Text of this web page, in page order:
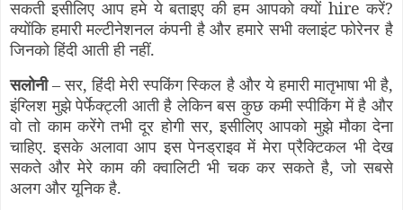
सकती इसीलिए आप हमे ये बताइए की हम आपको क्यों hire करें?
क्योंकि हमारी मल्टीनेशनल कंपनी है और हमारे सभी क्लाइंट फोरेनर है
जिनको हिंदी आती ही नहीं.
सलोनी– सर, हिंदी मेरी स्पकिंग स्किल है और ये हमारीमातृभाषा भी है,
इंग्लिश मुझे पेर्फेक्ट्ली आती है लेकिन बस कुछ कमी स्पीकिंग में है और
वो तो काम करेंगे तभी दूर होगी सर, इसीलिए आपको मुझे मौका देना
चाहिए. इसके अलावा आप इस पेनड्राइव में मेरा प्रैक्टिकल भी देख
सकते और मेरे काम की क्वालिटी भी चक कर सकते है, जो सबसे
अलग और यूनिक है.